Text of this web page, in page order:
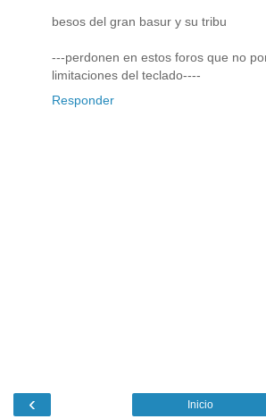
besos del gran basur y su tribu
---perdonen en estos foros que no
limitaciones del teclado----
Responder
‹ Inicio